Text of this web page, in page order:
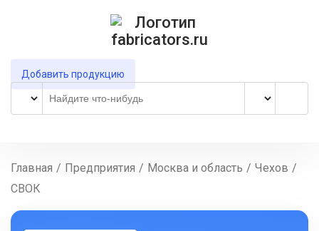
Добавить продукцию
Главная / Предприятия / Москва и область / Чехов /
СВОК